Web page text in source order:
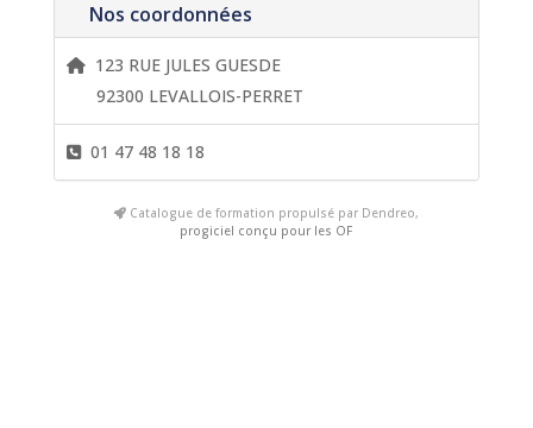
Nos coordonnées
123 RUE JULES GUESDE
92300 LEVALLOIS-PERRET
01 47 48 18 18
Catalogue de formation propulsé par Dendreo,
progiciel conçu pour les OF